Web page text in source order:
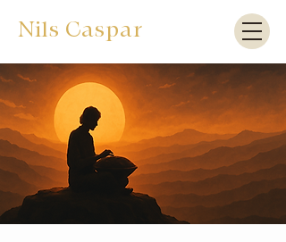
Nils Caspar